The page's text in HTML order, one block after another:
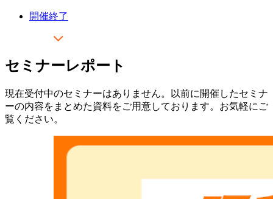
開催終了
セミナーレポート
現在受付中のセミナーはありません。以前に開催したセミナ
ーの内容をまとめた資料をご用意しております。お気軽にご
覧ください。